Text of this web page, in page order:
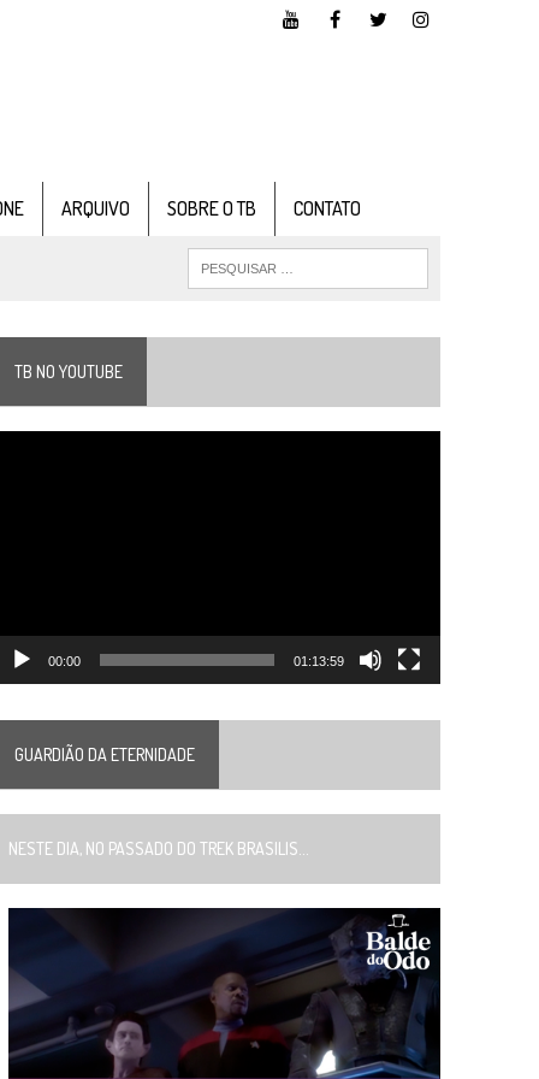
ARQUIVO SOBRE O TB CONTATO
TB NO YOUTUBE
00:00 01:13:59
GUARDIÃO DA ETERNIDADE
DIA, NO PASSADO DO TREK BRASILIS...